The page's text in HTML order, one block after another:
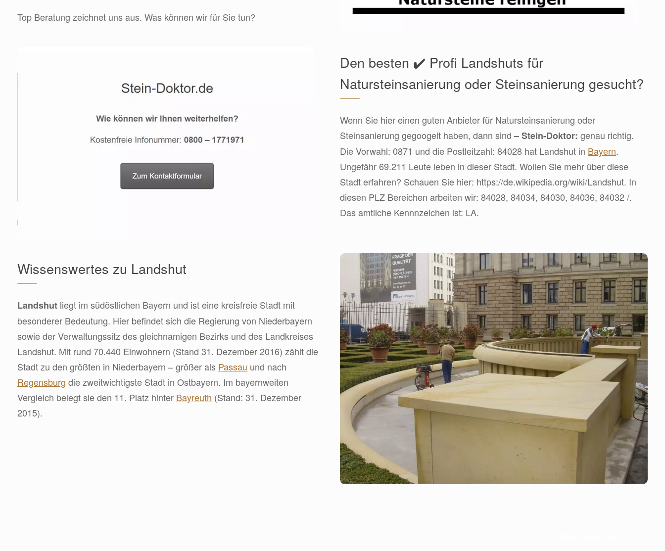
Top Beratung zeichnet uns aus. Was können wir für Sie tun?
Den besten ✔️ Profi Landshuts für
Natursteinsanierung oder Steinsanierung gesucht?
Wenn Sie hier einen guten Anbieter für Natursteinsanierung oder
Steinsanierung gegoogelt haben, dann sind– Stein-Doktor: genau richtig.
Die Vorwahl: 0871 und die Postleitzahl: 84028 hat Landshut in Bayern.
Ungefähr 69.211 Leute leben in dieser Stadt. Wollen Sie mehr über diese
Stadt erfahren? Schauen Sie hier: https://de.wikipedia.org/wiki/Landshut. In
diesen PLZ Bereichen arbeiten wir: 84028, 84034, 84030, 84036, 84032 /.
Das amtliche Kennnzeichen ist: LA.
Wissenswertes zu Landshut
Landshut liegt im südöstlichen Bayern und ist eine kreisfreie Stadt mit
besonderer Bedeutung. Hier befindet sich die Regierung von Niederbayern
sowie der Verwaltungssitz des gleichnamigen Bezirks und des Landkreises
Landshut. Mit rund 70.440 Einwohnern (Stand 31. Dezember 2016) zählt die
Stadt zu den größten in Niederbayern – größer als Passau und nach
Regensburg die zweitwichtigste Stadt in Ostbayern. Im bayernweiten
Vergleich belegt sie den 11. Platz hinter Bayreuth (Stand: 31. Dezember
2015).